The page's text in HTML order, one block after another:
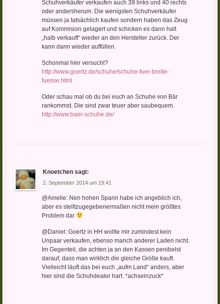
Schuhverkäufer verkaufen auch 39 links und 40 rechts
oder andersherum. Die wenigsten Schuhverkäufer
müssen ja tatsächlich kaufen sondern haben das Zeug
auf Kommision gelagert und schicken es dann halt
„halb verkauft“ wieder an den Hersteller zurück. Der
kann dann wieder auffüllen.
Schonmal hier versucht?
http://www.goertz.de/schuhe/schuhe-fuer-breite-
fuesse.html
Oder schau mal ob du bei euch an Schuhe von Bär
rankommst. Die sind zwar teuer aber saubequem.
http://www.baer-schuhe.de/
Knoetchen sagt:
2. September 2014 um 19:41
@Amelie: Nen hohen Spann habe ich angeblich ich,
aber es stelltzugegebenermaßen nicht mein größtes
Problem dar
@Daniel: Goertz in HH wollte mir zumindest kein
Unpaar verkaufen, ebenso manch anderer Laden nicht.
Im Gegenteil, die achten ja an den Kassen penibelst
darauf, dass man wirklich die gleiche Größe kauft.
Vielleicht läuft das bei euch „aufm Land“ anders, aber
hier sind die Schuhdealer hart. *achselnzuck*